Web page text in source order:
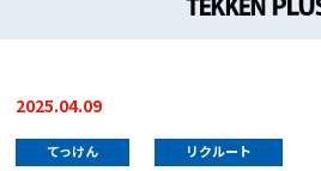
2025.04.09
てっけん リクルート